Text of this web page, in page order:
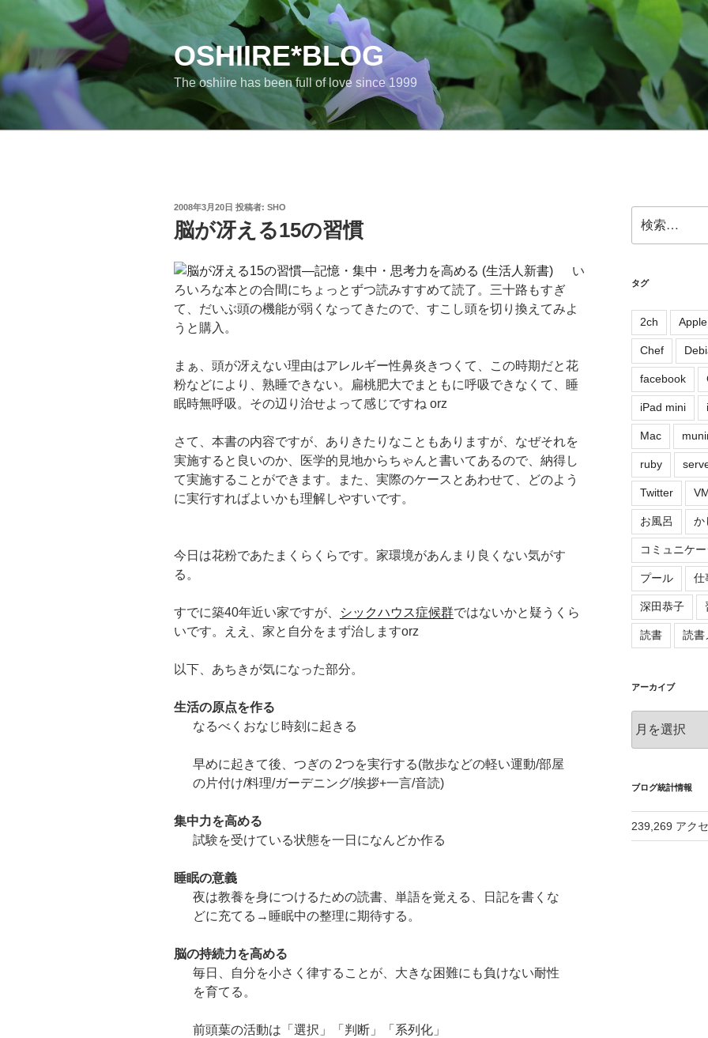
ツ
OSHIIRE*BLOG
The oshiire has been full of love since 1999
投
稿
日:
2008年3月20日 投稿者: SHO
脳が冴える15の習慣
い
ろいろな本との合間にちょっとずつ読みすすめて読了。三十路もすぎ
て、だいぶ頭の機能が弱くなってきたので、すこし頭を切り換えてみよ
うと購入。
まぁ、頭が冴えない理由はアレルギー性鼻炎きつくて、この時期だと花
粉などにより、熟睡できない。扁桃肥大でまともに呼吸できなくて、睡
眠時無呼吸。その辺り治せよって感じですね orz
さて、本書の内容ですが、ありきたりなこともありますが、なぜそれを
実施すると良いのか、医学的見地からちゃんと書いてあるので、納得し
て実施することができます。また、実際のケースとあわせて、どのよう
に実行すればよいかも理解しやすいです。
今日は花粉であたまくらくらです。家環境があんまり良くない気がす
る。
すでに築40年近い家ですが、 シックハウス症候群ではないかと疑うくら
いです。ええ、家と自分をまず治しますorz
以下、あちきが気になった部分。
生活の原点を作る
なるべくおなじ時刻に起きる
早めに起きて後、つぎの 2つを実行する(散歩などの軽い運動/部屋
の片付け/料理/ガーデニング/挨拶+一言/音読)
集中力を高める
試験を受けている状態を一日になんどか作る
睡眠の意義
夜は教養を身につけるための読書、単語を覚える、日記を書くな
どに充てる→睡眠中の整理に期待する。
脳の持続力を高める
毎日、自分を小さく律することが、大きな困難にも負けない耐性
を育てる。
前頭葉の活動は「選択」「判断」「系列化」
索:
タグ
2ch Apple
Chef
facebook
iPad mini
Mac
ruby
Twitter
お風呂 か
コミュニケ
プール 仕
深田恭子
読書 読書
アーカイブ
ー
ブ
ブログ統計情報
239,269 アク